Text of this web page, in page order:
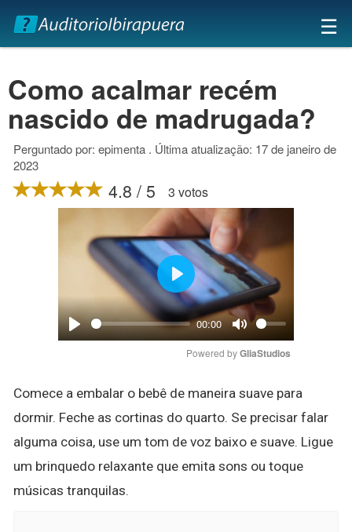
×
☰
Como acalmar recém
nascido de madrugada?
Perguntado por: epimenta . Última atualização: 17 de janeiro de
2023
4.8 / 5 3 votos
Play
00:00
Mute
Play
Powered by GliaStudios
Comece a embalar o bebê de maneira suave para
dormir. Feche as cortinas do quarto. Se precisar falar
alguma coisa, use um tom de voz baixo e suave. Ligue
um brinquedo relaxante que emita sons ou toque
músicas tranquilas.